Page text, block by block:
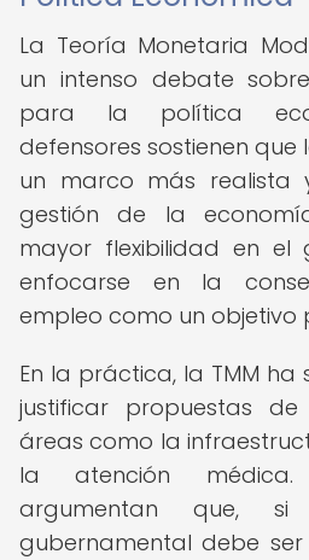
La Teoría Monetaria
un intenso debate
para la política
defensores sostienen que
un marco más realista
gestión de la
mayor flexibilidad en
enfocarse en la
empleo como un objetivo
En la práctica, la TMM
justificar propuestas
áreas como la
la atención médica.
argumentan que,
gubernamental debe